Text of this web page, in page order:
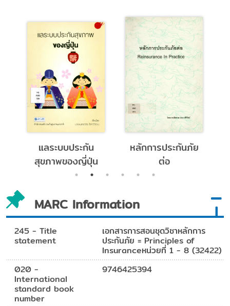
แลระบบประกัน
สุขภาพของญี่ปุ่น
หลักการประกันภัย
ต่อ
MARC Information
245 - Title
statement
เอกสารการสอนชุดวิชาหลักการ
ประกันภัย = Principles of
Insuranceหน่วยที่ 1 - 8 (32422)
020 -
International
standard book
number
9746425394